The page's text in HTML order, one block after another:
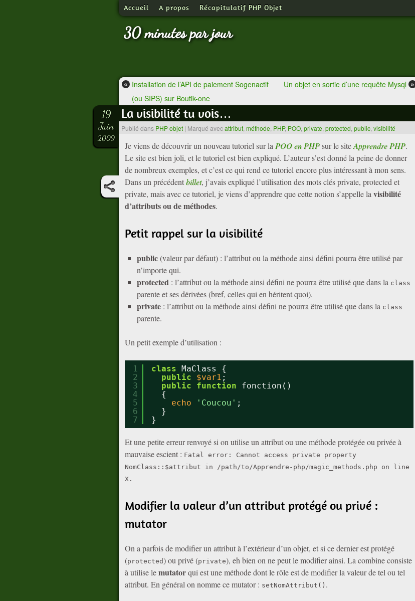
Accueil A propos Récapitulatif PHP Objet
30 minutes par jour
« Installation de l’API de paiement Sogenactif
(ou SIPS) sur Boutik-one
Un objet en sortie d’une requête Mysql »
La visibilité tu vois…
Publié dans PHP objet | Marqué avecattribut méthode PHP, POO private protected public visibilité
19
Juin
2009
Je viens de découvrir un nouveau tutoriel sur la POO en PHPsur le siteApprendre PHP.
Le site est bien joli, et le tutoriel est bien expliqué. L’auteur s’est donné la peine de donner
de nombreux exemples, et c’est ce qui rend ce tutoriel encore plus intéressant à mon sens.
Dans un précédentbillet, j’avais expliqué l’utilisation des mots clés private, protected et
private, mais avec ce tutoriel, je viens d’apprendre que cette notion s’appelle la visibilité
d’attributs ou de méthodes.
Petit rappel sur la visibilité
public(valeur par défaut) : l’attribut ou la méthode ainsi défini pourra être utilisé par
n’importe qui.
protected : l’attribut ou la méthode ainsi défini ne pourra être utilisé que dans la class
parente et ses dérivées (bref, celles qui en héritent quoi).
private : l’attribut ou la méthode ainsi défini ne pourra être utilisé que dans la class
parente.
Un petit exemple d’utilisation :
1
2
3
4
5
6
7
class MaClass {
public
$var1 ;
public
function
fonction()
{
echo
'Coucou' ;
}
}
Et une petite erreur renvoyé si on utilise un attribut ou une méthode protégée ou privée à
mauvaise escient : Fatal error: Cannot access private property
NomClass::$attribut in /path/to/Apprendre-php/magic_methods.php on line
X.
Modifier la valeur d’un attribut protégé ou privé :
mutator
On a parfois de modifier un attribut à l’extérieur d’un objet, et si ce dernier est protégé
(protected) ou privé (private), eh bien on ne peut le modifier ainsi. La combine consiste
à utilise lemutatorqui est une méthode dont le rôle est de modifier la valeur de tel ou tel
attribut. En général on nomme ce mutator : setNomAttribut() .